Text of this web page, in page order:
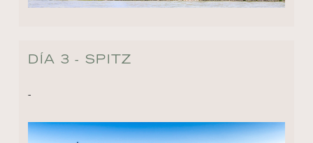
DÍA 3 - SPITZ
-